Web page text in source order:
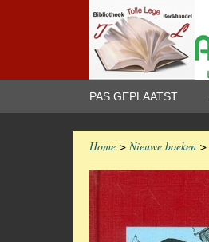
PAS GEPLAATST
Home > Nieuwe boeken >